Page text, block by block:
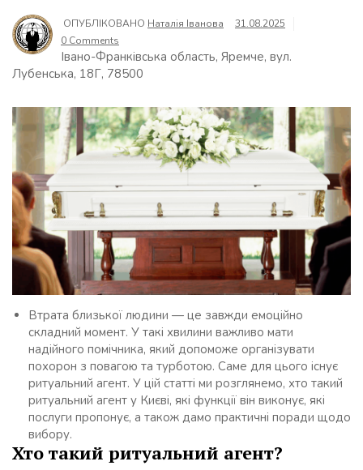
ОПУБЛІКОВАНО Наталія Іванова
31.08.2025
0 Comments
Івано-Франківська область, Яремче, вул.
Лубенська, 18Г, 78500
Втрата близької людини — це завжди емоційно
складний момент. У такі хвилини важливо мати
надійного помічника, який допоможе організувати
похорон з повагою та турботою. Саме для цього існує
ритуальний агент. У цій статті ми розглянемо, хто такий
ритуальний агент у Києві, які функції він виконує, які
послуги пропонує, а також дамо практичні поради щодо
вибору.
Хто такий ритуальний агент?